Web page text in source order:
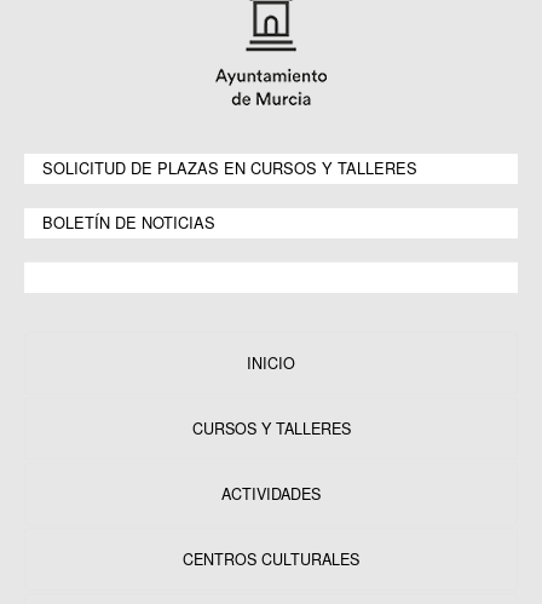
SOLICITUD DE PLAZAS EN CURSOS Y TALLERES
BOLETÍN DE NOTICIAS
INICIO
CURSOS Y TALLERES
ACTIVIDADES
CENTROS CULTURALES